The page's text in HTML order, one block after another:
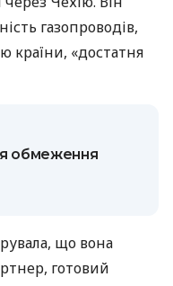
газопроводів,
країни, «достатня
обмеження
що вона
готовий